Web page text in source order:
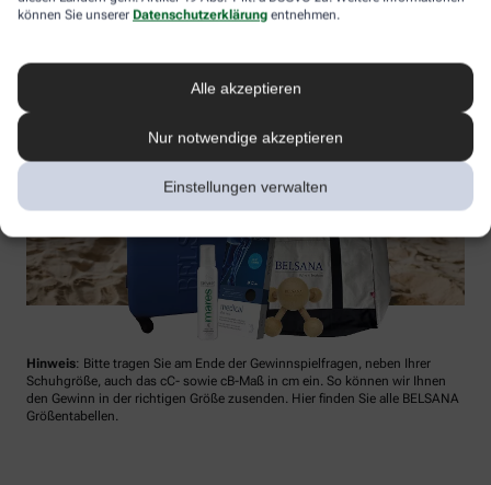
können Sie unserer Datenschutzerklärung entnehmen.
Alle akzeptieren
Nur notwendige akzeptieren
Einstellungen verwalten
Hinweis: Bitte tragen Sie am Ende der Gewinnspielfragen, neben Ihrer
Schuhgröße, auch das cC- sowie cB-Maß in cm ein. So können wir Ihnen
den Gewinn in der richtigen Größe zusenden. Hier finden Sie alle BELSANA
Größentabellen.